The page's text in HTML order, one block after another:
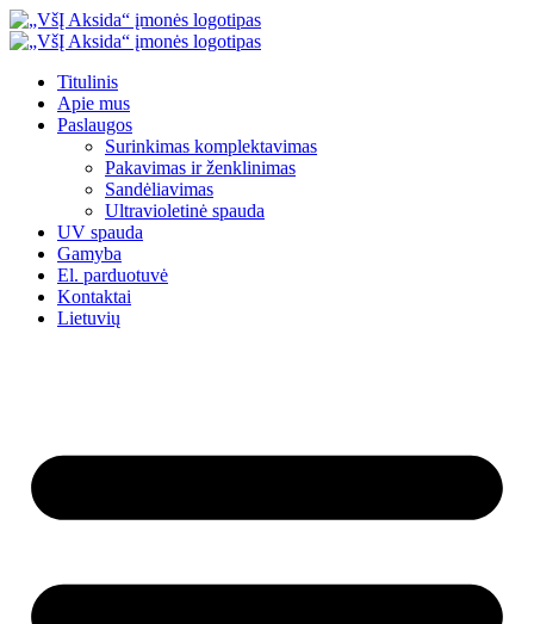
Eiti
prie
Titulinis
Apie mus
Paslaugos
Surinkimas komplektavimas
Pakavimas ir ženklinimas
Sandėliavimas
Ultravioletinė spauda
UV spauda
Gamyba
El. parduotuvė
Kontaktai
Lietuvių